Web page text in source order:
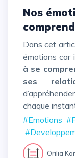
Nos émotions, les entendre et les
Dans cet article j’aimerais vous sensibiliser sur vos
émotions car
à se
ses
chaque
#Emotions
Orilia